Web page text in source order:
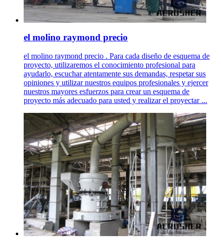
el molino raymond precio
el molino raymond precio . Para cada diseño de esquema de
proyecto, utilizaremos el conocimiento profesional para
ayudarlo, escuchar atentamente sus demandas, respetar sus
opiniones y utilizar nuestros equipos profesionales y ejercer
nuestros mayores esfuerzos para crear un esquema de
proyecto más adecuado para usted y realizar el proyectar ...